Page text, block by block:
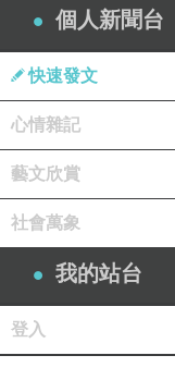
個人新聞台
快速發文
心情雜記
藝文欣賞
社會萬象
我的站台
登入